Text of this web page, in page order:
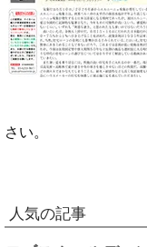
さい。
人気の記事